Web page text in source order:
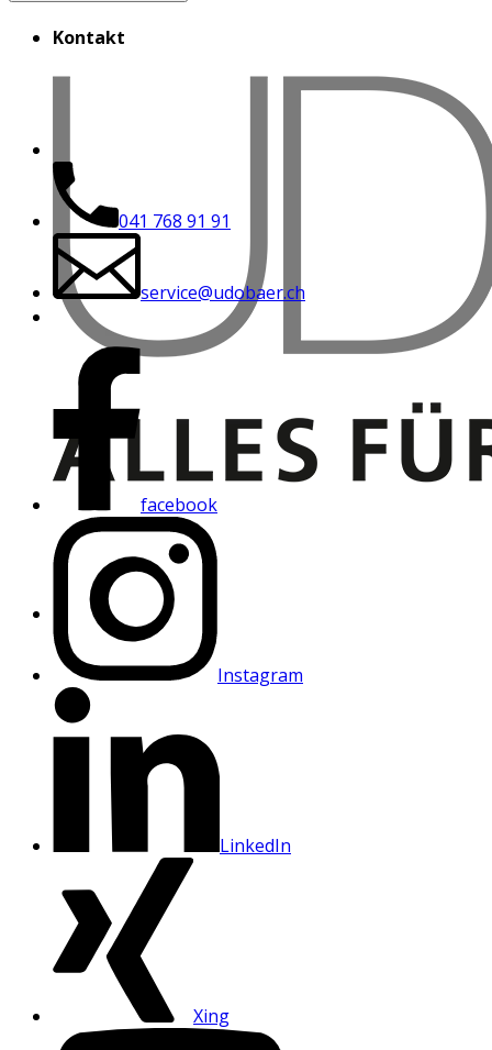
Kontakt
041 768 91 91
service@udobaer.ch
facebook
Instagram
LinkedIn
Xing